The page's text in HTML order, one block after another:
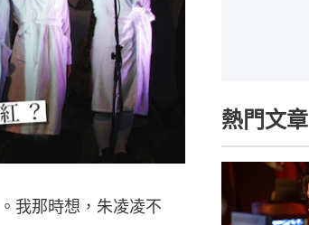
我那時想，朱凌凌不
熱門文章